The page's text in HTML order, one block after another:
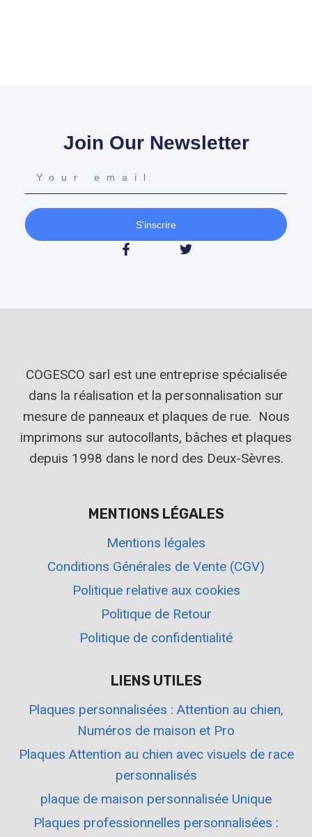
Join Our Newsletter
S'inscrire
COGESCO sarl est une entreprise spécialisée
dans la réalisation et la personnalisation sur
mesure de panneaux et plaques de rue. Nous
imprimons sur autocollants, bâches et plaques
depuis 1998 dans le nord des Deux-Sèvres.
MENTIONS LÉGALES
Mentions légales
Conditions Générales de Vente (CGV)
Politique relative aux cookies
Politique de Retour
Politique de confidentialité
LIENS UTILES
Plaques personnalisées : Attention au chien,
Numéros de maison et Pro
Plaques Attention au chien avec visuels de race
personnalisés
plaque de maison personnalisée Unique
Plaques professionnelles personnalisées :